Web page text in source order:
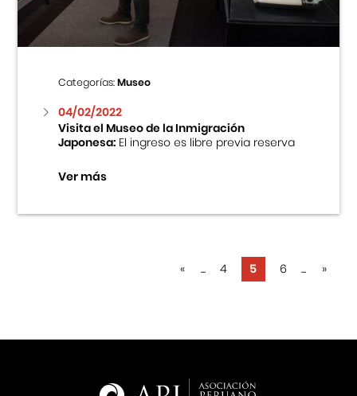
Categorías:Museo
04/02/2022
Visita el Museo de la Inmigración
Japonesa:El ingreso es libre previa reserva
Ver más
« ... 4 5 6 ... »